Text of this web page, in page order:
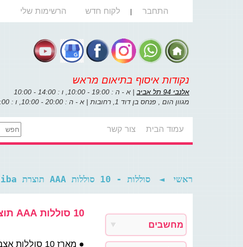
הרשימות שלי התחבר | לקוח חדש
נקודות איסוף בתיאום מראש
אלנבי 94 תל אביב
| א - ה : 19:00 - 10:00, ו : 14:00 - 10:00
מגוון הום , פנחס בן דוד 1, רחובות | א - ה : 20:00 - 10:00, ו : 14:00 - 10:00
עמוד הבית צור קשר
ראשי ◄ סוללות - 10 סוללות AAA תוצרת Toshiba
10 סוללות AAA תוצרת Toshiba
● מארז 10 סוללות אצבע אלקליין AAA.
מחשבים